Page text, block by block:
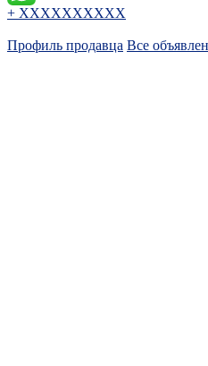
+ XXXXXXXXXX
Профиль продавца Все